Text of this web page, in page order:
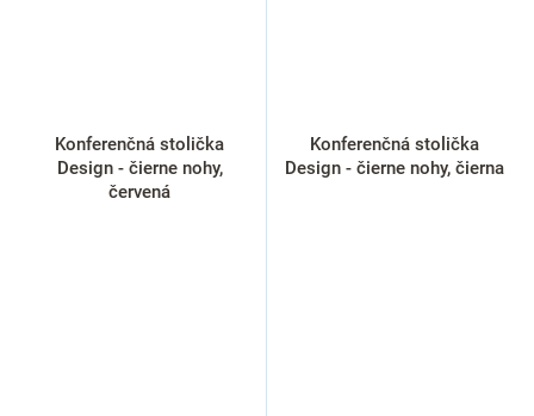
Konferenčná stolička
Design - čierne nohy,
červená
Konferenčná stolička
Design - čierne nohy, čierna